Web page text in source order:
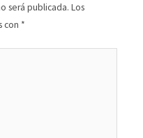
será publicada. Los
con *